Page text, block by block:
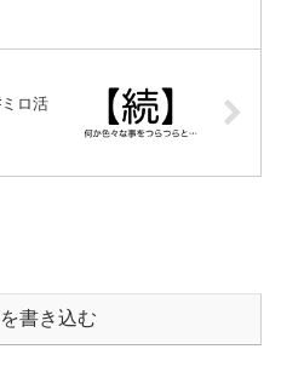
ロ活
書き込む